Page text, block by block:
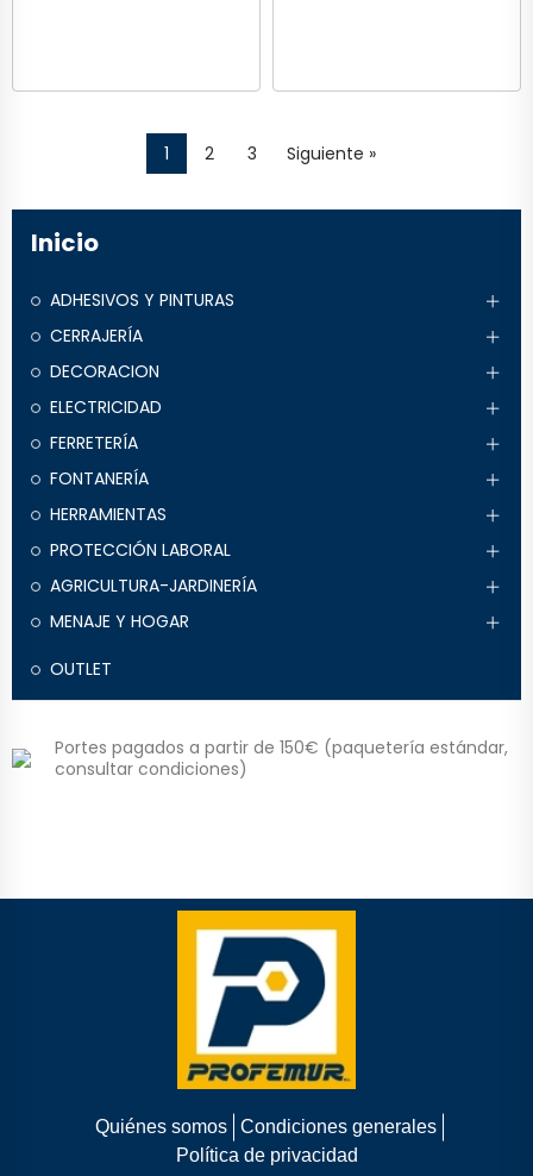
1 2 3 Siguiente »
Inicio
ADHESIVOS Y PINTURAS
CERRAJERÍA
DECORACION
ELECTRICIDAD
FERRETERÍA
FONTANERÍA
HERRAMIENTAS
PROTECCIÓN LABORAL
AGRICULTURA-JARDINERÍA
MENAJE Y HOGAR
OUTLET
Portes pagados a partir de 150€ (paquetería estándar,
consultar condiciones)
Quiénes somos
Condiciones generales
Política de privacidad